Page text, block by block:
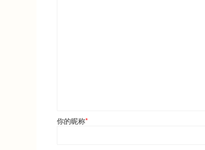
你的昵称*